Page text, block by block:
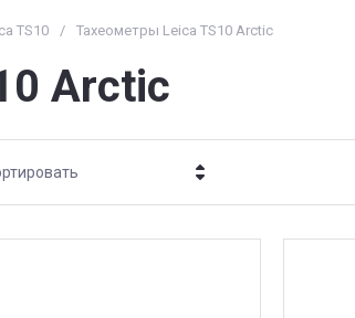
TS10 / Тахеометры Leica TS10 Arctic
Arctic